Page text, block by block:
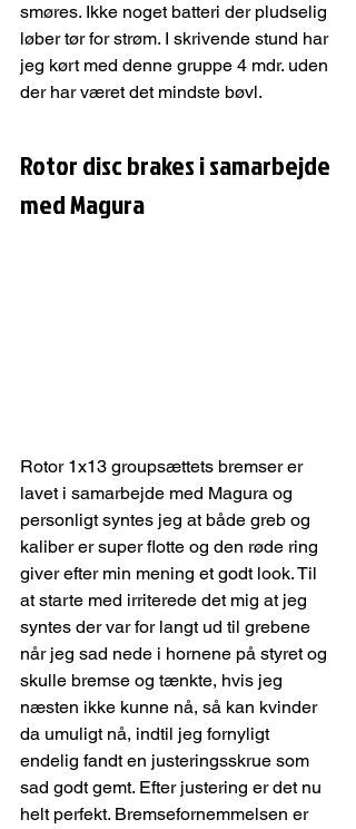
smøres. Ikke noget batteri der pludselig
løber tør for strøm. I skrivende stund har
jeg kørt med denne gruppe 4 mdr. uden
der har været det mindste bøvl.
Rotor disc brakes i samarbejde
med Magura
Rotor 1x13 groupsættets bremser er
lavet i samarbejde med Magura og
personligt syntes jeg at både greb og
kaliber er super flotte og den røde ring
giver efter min mening et godt look. Til
at starte med irriterede det mig at jeg
syntes der var for langt ud til grebene
når jeg sad nede i hornene på styret og
skulle bremse og tænkte, hvis jeg
næsten ikke kunne nå, så kan kvinder
da umuligt nå, indtil jeg fornyligt
endelig fandt en justeringsskrue som
sad godt gemt. Efter justering er det nu
helt perfekt. Bremsefornemmelsen er